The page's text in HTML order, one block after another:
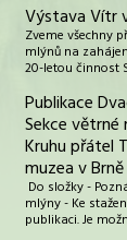
Výstava Vítr
Zveme všechny
mlýnů na
20-letou činnost
Publikace
Sekce větrné
Kruhu přátel
muzea v Brně
Do složky -
mlýny - Ke
publikaci. Je